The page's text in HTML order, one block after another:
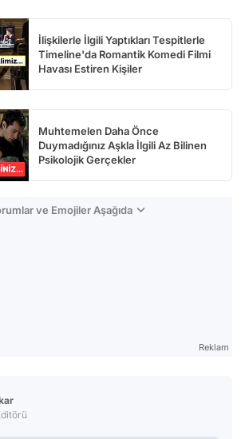
İlişkilerle İlgili Yaptıkları Tespitlerle
Timeline'da Romantik Komedi Filmi
Havası Estiren Kişiler
Muhtemelen Daha Önce
Duymadığınız Aşkla İlgili Az Bilinen
Psikolojik Gerçekler
ve Emojiler Aşağıda
Reklam